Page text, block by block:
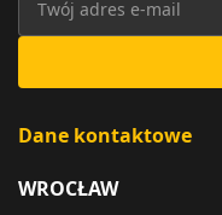
Dane kontaktowe
WROCŁAW